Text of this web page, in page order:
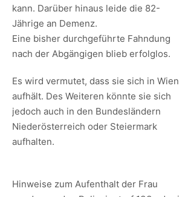
kann. Darüber hinaus leide die 82-
Jährige an Demenz.
Eine bisher durchgeführte Fahndung
nach der Abgängigen blieb erfolglos.
Es wird vermutet, dass sie sich in Wien
aufhält. Des Weiteren könnte sie sich
jedoch auch in den Bundesländern
Niederösterreich oder Steiermark
aufhalten.
Hinweise zum Aufenthalt der Frau